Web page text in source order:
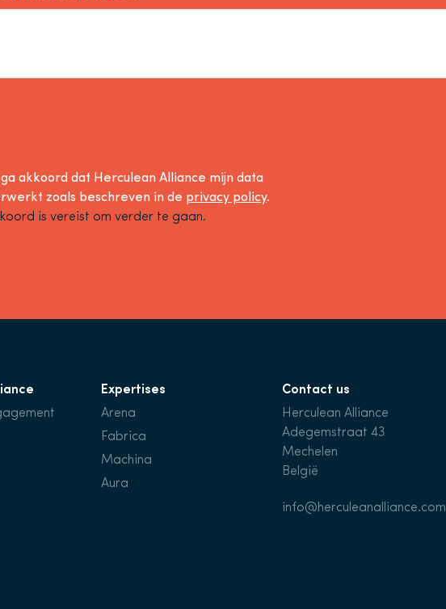
ga akkoord dat Herculean Alliance mijn data
zoals beschreven in de privacy policy.
is vereist om verder te gaan.
Expertises
Arena
Fabrica
Machina
Aura
Contact us
Herculean Alliance
Adegemstraat 43
Mechelen
België
info@herculeanalliance.com